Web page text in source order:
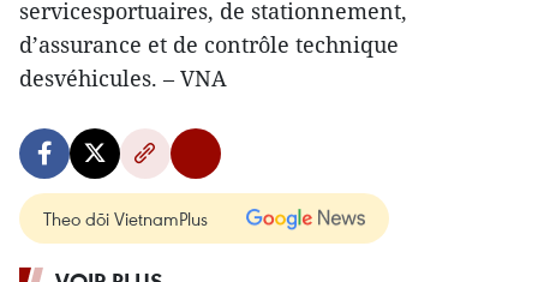
servicesportuaires, de stationnement,
d’assurance et de contrôle technique
desvéhicules. – VNA
Theo dõi VietnamPlus